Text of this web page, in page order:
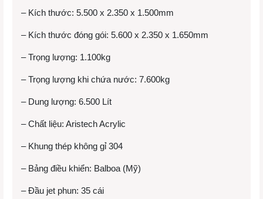
– Kích thước: 5.500 x 2.350 x 1.500mm
– Kích thước đóng gói: 5.600 x 2.350 x 1.650mm
– Trọng lượng: 1.100kg
– Trọng lượng khi chứa nước: 7.600kg
– Dung lượng: 6.500 Lít
– Chất liệu: Aristech Acrylic
– Khung thép không gỉ 304
– Bảng điều khiển: Balboa (Mỹ)
– Đầu jet phun: 35 cái